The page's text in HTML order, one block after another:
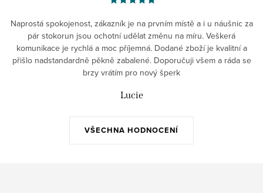
VŠECHNA HODNOCENÍ
Naprostá spokojenost, zákazník je na prvním místě a i u náušnic za
pár stokorun jsou ochotní udělat změnu na míru. Veškerá
komunikace je rychlá a moc příjemná. Dodané zboží je kvalitní a
přišlo nadstandardně pěkně zabalené. Doporučuji všem a ráda se
brzy vrátím pro nový šperk
Lucie